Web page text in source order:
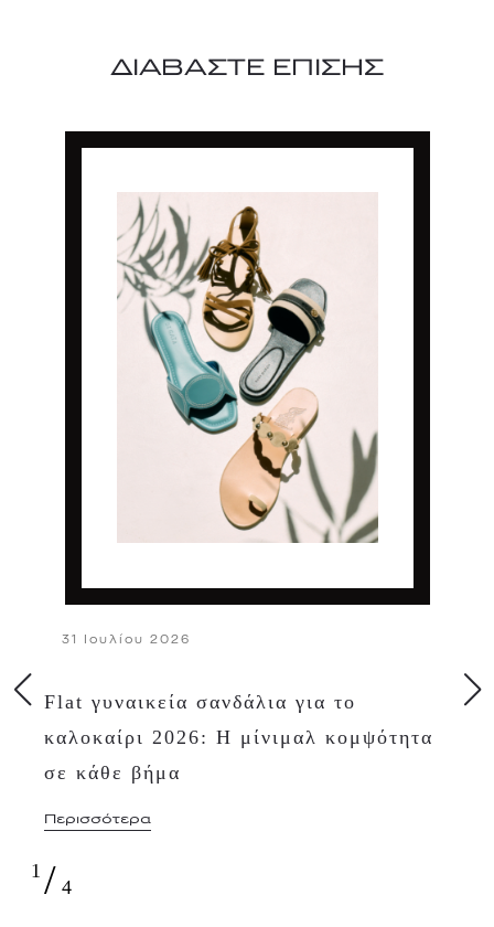
ΔΙΑΒΑΣΤΕ ΕΠΙΣΗΣ
31 Ιουλίου 2026
Flat γυναικεία σανδάλια για το
καλοκαίρι 2026: Η μίνιμαλ κομψότητα
σε κάθε βήμα
Περισσότερα
1 / 4